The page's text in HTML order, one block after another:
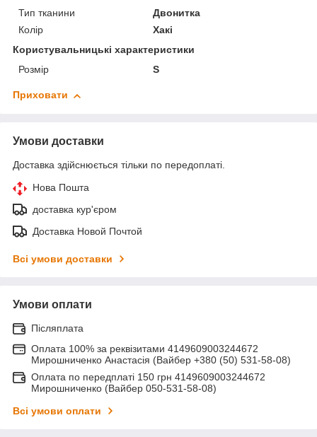
Тип тканини
Двонитка
Колір
Хакі
Користувальницькі характеристики
Розмір
S
Приховати
Умови доставки
Доставка здійснюється тільки по передоплаті.
Нова Пошта
доставка кур'єром
Доставка Новой Почтой
Всі умови доставки
Умови оплати
Післяплата
Оплата 100% за реквізитами 4149609003244672
Мирошниченко Анастасія (Вайбер +380 (50) 531-58-08)
Оплата по передплаті 150 грн 4149609003244672
Мирошниченко (Вайбер 050-531-58-08)
Всі умови оплати